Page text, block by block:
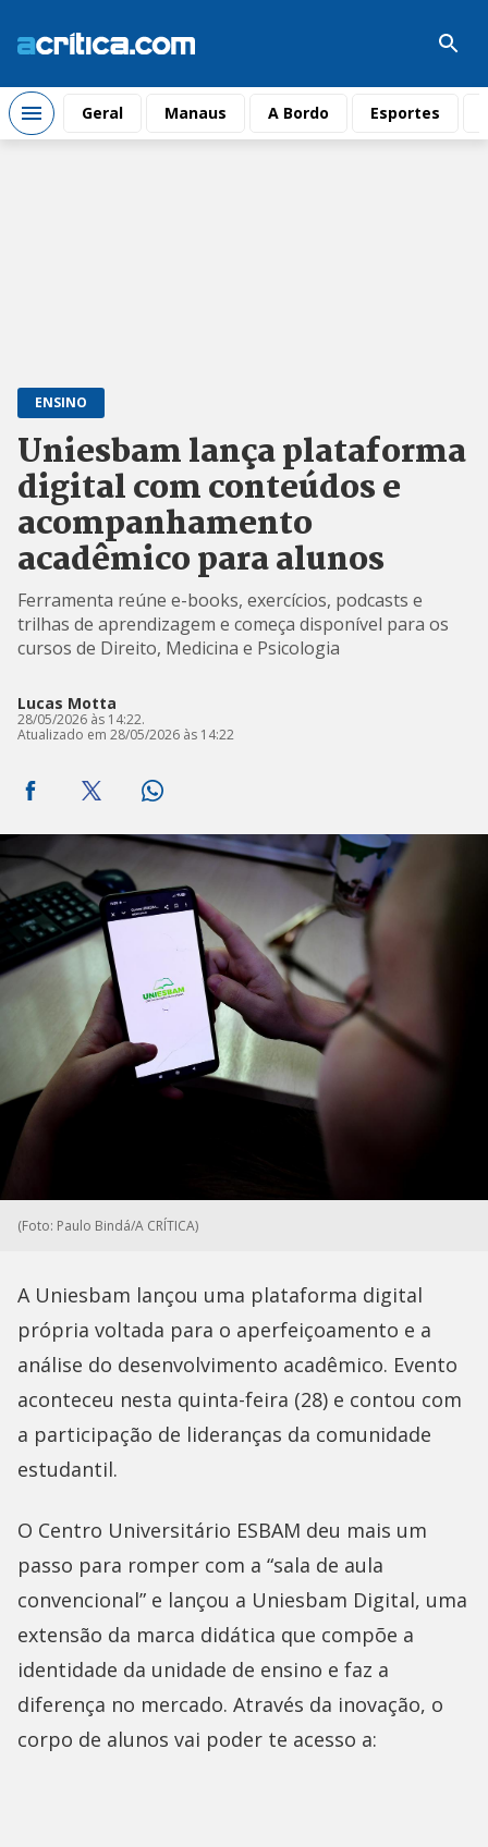
Geral Manaus A Bordo Esportes
ENSINO
Uniesbam lança plataforma
digital com conteúdos e
acompanhamento
acadêmico para alunos
Ferramenta reúne e-books, exercícios, podcasts e
trilhas de aprendizagem e começa disponível para os
cursos de Direito, Medicina e Psicologia
Lucas Motta
28/05/2026 às 14:22.
Atualizado em 28/05/2026 às 14:22
(Foto: Paulo Bindá/A CRÍTICA)
A Uniesbam lançou uma plataforma digital
própria voltada para o aperfeiçoamento e a
análise do desenvolvimento acadêmico. Evento
aconteceu nesta quinta-feira (28) e contou com
a participação de lideranças da comunidade
estudantil.
O Centro Universitário ESBAM deu mais um
passo para romper com a “sala de aula
convencional” e lançou a Uniesbam Digital, uma
extensão da marca didática que compõe a
identidade da unidade de ensino e faz a
diferença no mercado. Através da inovação, o
corpo de alunos vai poder te acesso a: